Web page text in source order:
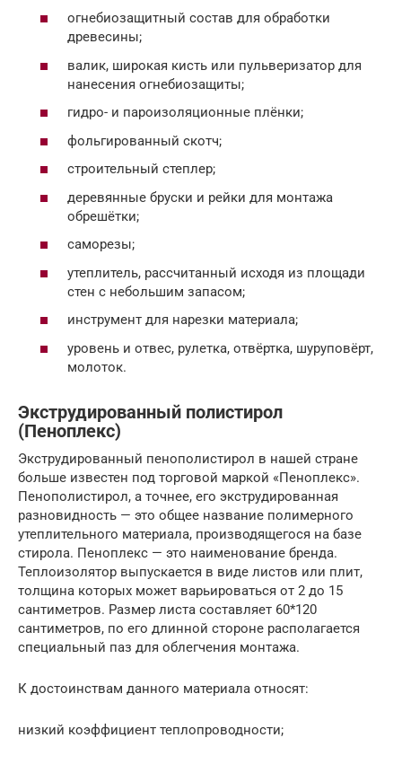
огнебиозащитный состав для обработки
древесины;
валик, широкая кисть или пульверизатор для
нанесения огнебиозащиты;
гидро- и пароизоляционные плёнки;
фольгированный скотч;
строительный степлер;
деревянные бруски и рейки для монтажа
обрешётки;
саморезы;
утеплитель, рассчитанный исходя из площади
стен с небольшим запасом;
инструмент для нарезки материала;
уровень и отвес, рулетка, отвёртка, шуруповёрт,
молоток.
Экструдированный полистирол
(Пеноплекс)
Экструдированный пенополистирол в нашей стране
больше известен под торговой маркой «Пеноплекс».
Пенополистирол, а точнее, его экструдированная
разновидность — это общее название полимерного
утеплительного материала, производящегося на базе
стирола. Пеноплекс — это наименование бренда.
Теплоизолятор выпускается в виде листов или плит,
толщина которых может варьироваться от 2 до 15
сантиметров. Размер листа составляет 60*120
сантиметров, по его длинной стороне располагается
специальный паз для облегчения монтажа.
К достоинствам данного материала относят:
низкий коэффициент теплопроводности;